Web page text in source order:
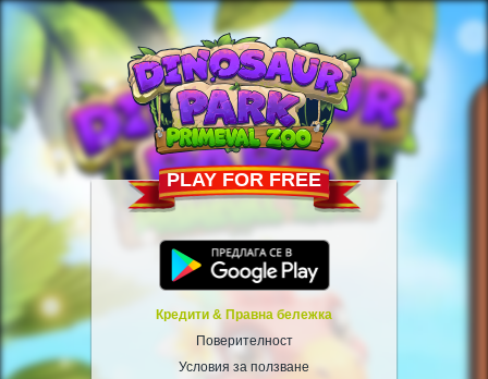
PLAY FOR FREE
Кредити & Правна бележка
Поверителност
Условия за ползване